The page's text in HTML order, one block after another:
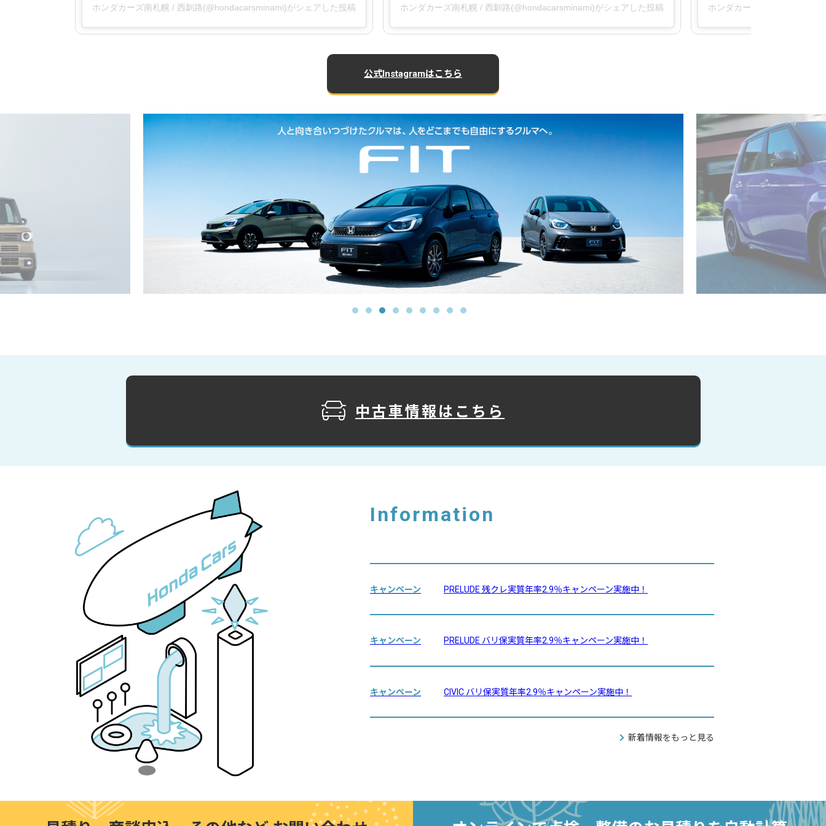
ホンダカーズ南札幌 / 西釧路(@hondacarsminami)がシェアした投稿 ホンダカーズ南札幌 / 西釧路(@hondacarsminami)がシェアした投稿 ホンダカーズ南札幌 / 西釧路
公式Instagramはこちら
中古車情報は こちら
Information
キャンペーン PRELUDE 残クレ実質年率2.9％キャンペーン実施中！
キャンペーン PRELUDE バリ保実質年率2.9％キャンペーン実施中！
キャンペーン CIVIC バリ保実質年率2.9％キャンペーン実施中！
新着情報をもっと見る